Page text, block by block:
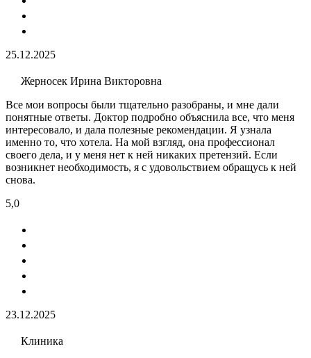
25.12.2025
Жерносек Ирина Викторовна
Все мои вопросы были тщательно разобраны, и мне дали
понятные ответы. Доктор подробно объяснила все, что меня
интересовало, и дала полезные рекомендации. Я узнала
именно то, что хотела. На мой взгляд, она профессионал
своего дела, и у меня нет к ней никаких претензий. Если
возникнет необходимость, я с удовольствием обращусь к ней
снова.
5,0
23.12.2025
Клиника